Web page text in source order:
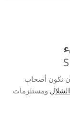
نكون أصحاب
ومستلزمات